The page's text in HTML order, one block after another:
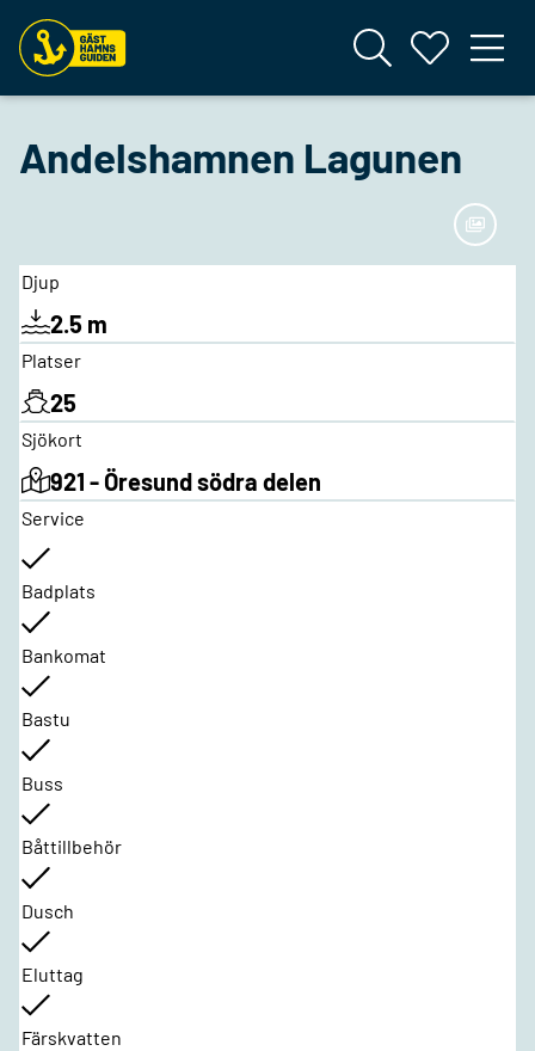
Andelshamnen Lagunen
Djup
2.5 m
Platser
25
Sjökort
921 - Öresund södra delen
Service
Badplats
Bankomat
Bastu
Buss
Båttillbehör
Dusch
Eluttag
Färskvatten